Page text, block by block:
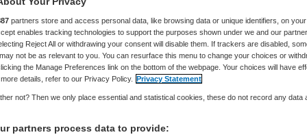
jaar de overgang van de AWBZ naar de Wmo
in de welzijnssector, viel het me op hoezeer de
qua innovaties voorloopt op het
partners store and access personal data, like browsing data or unique identifiers, on your
enables tracking technologies to support the purposes shown under we and our
Reject All or withdrawing your consent will disable them. If trackers are disabled,
not be as relevant to you. You can resurface this menu to change your choices or
the Manage Preferences link on the bottom of the webpage. Your choices will have
details, refer to our Privacy Policy.
Privacy Statement
not? Then we only place essential and statistical cookies, these do not record any data
partners process data to provide: